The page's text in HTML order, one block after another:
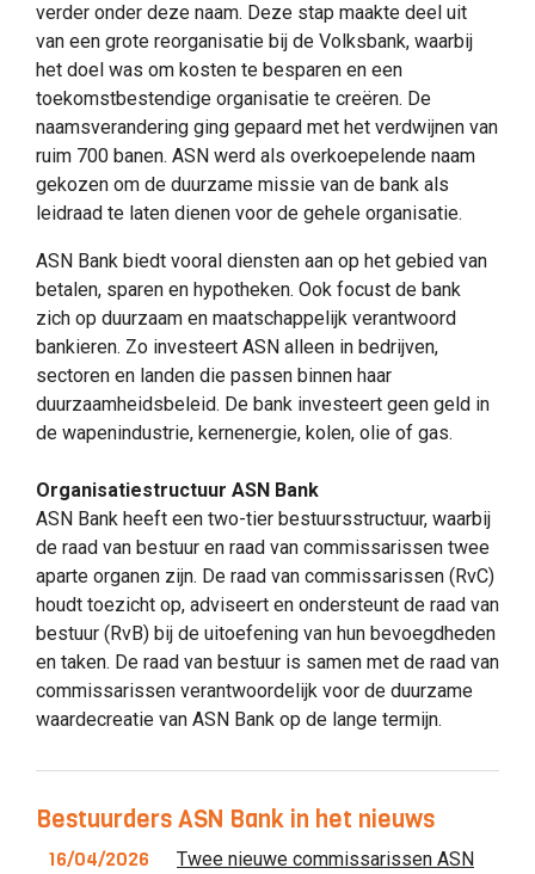
verder onder deze naam. Deze stap maakte deel uit
van een grote reorganisatie bij de Volksbank, waarbij
het doel was om kosten te besparen en een
toekomstbestendige organisatie te creëren. De
naamsverandering ging gepaard met het verdwijnen van
ruim 700 banen. ASN werd als overkoepelende naam
gekozen om de duurzame missie van de bank als
leidraad te laten dienen voor de gehele organisatie.
ASN Bank biedt vooral diensten aan op het gebied van
betalen, sparen en hypotheken. Ook focust de bank
zich op duurzaam en maatschappelijk verantwoord
bankieren. Zo investeert ASN alleen in bedrijven,
sectoren en landen die passen binnen haar
duurzaamheidsbeleid. De bank investeert geen geld in
de wapenindustrie, kernenergie, kolen, olie of gas.
Organisatiestructuur ASN Bank
ASN Bank heeft een two-tier bestuursstructuur, waarbij
de raad van bestuur en raad van commissarissen twee
aparte organen zijn. De raad van commissarissen (RvC)
houdt toezicht op, adviseert en ondersteunt de raad van
bestuur (RvB) bij de uitoefening van hun bevoegdheden
en taken. De raad van bestuur is samen met de raad van
commissarissen verantwoordelijk voor de duurzame
waardecreatie van ASN Bank op de lange termijn.
Bestuurders ASN Bank in het nieuws
16/04/2026
Twee nieuwe commissarissen ASN